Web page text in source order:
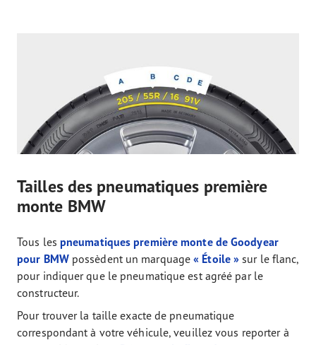
Tailles des pneumatiques première
monte BMW
Tous les pneumatiques première monte de Goodyear
pour BMWpossèdent un marquage« Étoile » sur le flanc,
pour indiquer que le pneumatique est agréé par le
constructeur.
Pour trouver la taille exacte de pneumatique
correspondant à votre véhicule, veuillez vous reporter à